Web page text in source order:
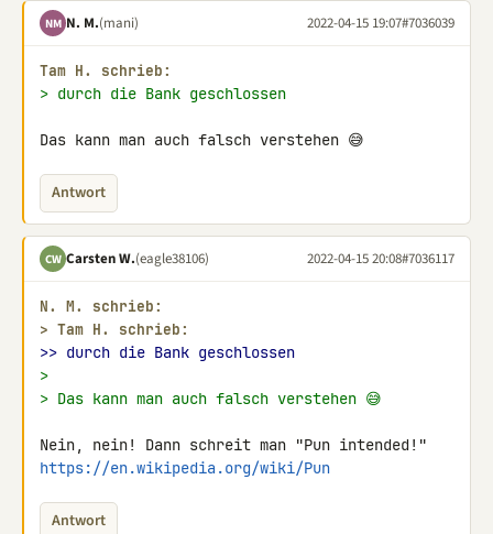
NM N. M.(mani) 2022-04-15 19:07#7036039
Tam H. schrieb:
> durch die Bank geschlossen
Das kann man auch falsch verstehen 😅
Antwort
CW Carsten W.(eagle38106) 2022-04-15 20:08#7036117
N. M. schrieb:
> Tam H. schrieb:
>> durch die Bank geschlossen
>
> Das kann man auch falsch verstehen 😅
https://en.wikipedia.org/wiki/Pun
Antwort